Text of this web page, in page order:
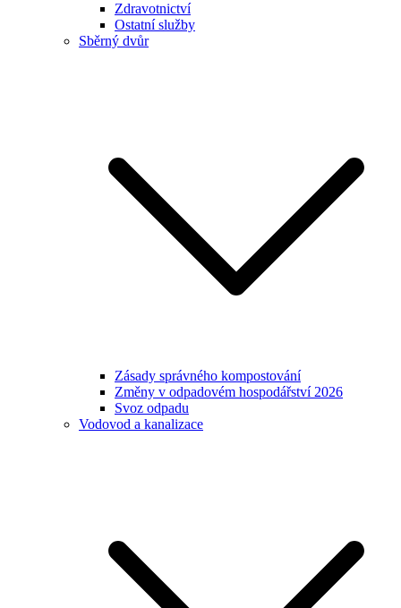
Zdravotnictví
Ostatní služby
Sběrný dvůr
Zásady správného kompostování
Změny v odpadovém hospodářství 2026
Svoz odpadu
Vodovod a kanalizace